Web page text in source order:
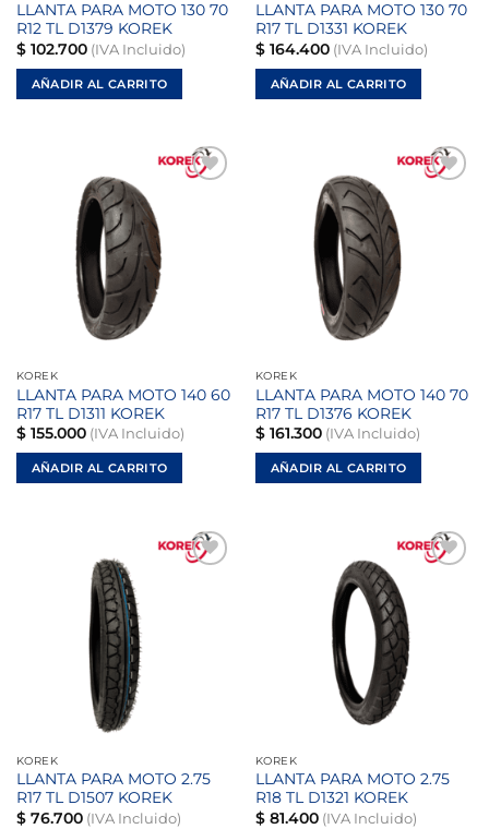
LLANTA PARA MOTO 130 70
R12 TL D1379 KOREK
$102.700(IVA Incluido)
AÑADIR AL CARRITO
LLANTA PARA MOTO 130 70
R17 TL D1331 KOREK
$164.400(IVA Incluido)
AÑADIR AL CARRITO
KOREK
LLANTA PARA MOTO 140 60
R17 TL D1311 KOREK
$155.000(IVA Incluido)
AÑADIR AL CARRITO
KOREK
LLANTA PARA MOTO 140 70
R17 TL D1376 KOREK
$161.300(IVA Incluido)
AÑADIR AL CARRITO
KOREK
LLANTA PARA MOTO 2.75
R17 TL D1507 KOREK
$76.700(IVA Incluido)
KOREK
LLANTA PARA MOTO 2.75
R18 TL D1321 KOREK
$81.400(IVA Incluido)